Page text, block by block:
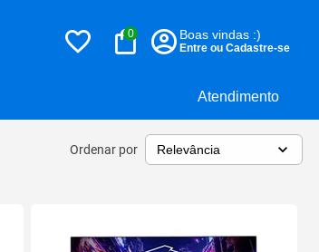
Atendimento
0 Boas vindas :)
Entre ou Cadastre-se
Ordenar por